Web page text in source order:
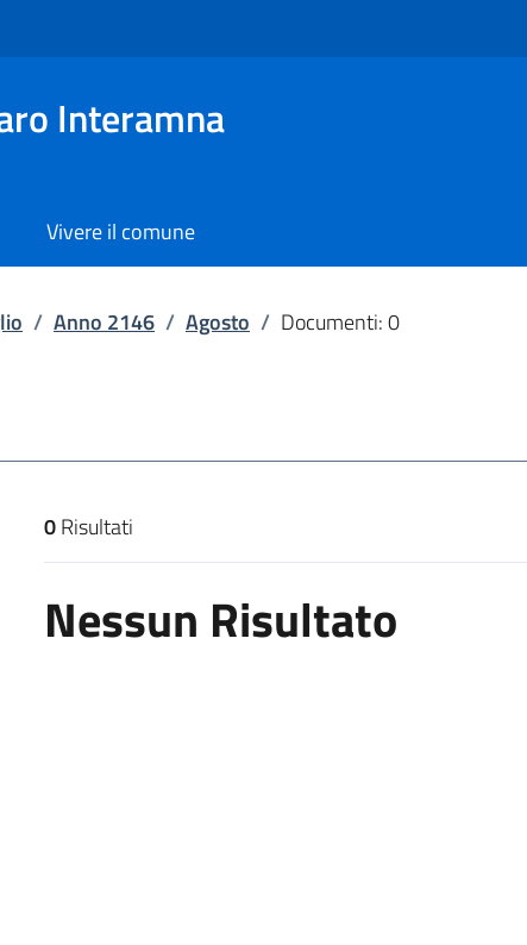
Interamna
Vivere il comune
/ Anno 2146 / Agosto / Documenti: 0
Risultati di ricerca
0Risultati
Nessun Risultato